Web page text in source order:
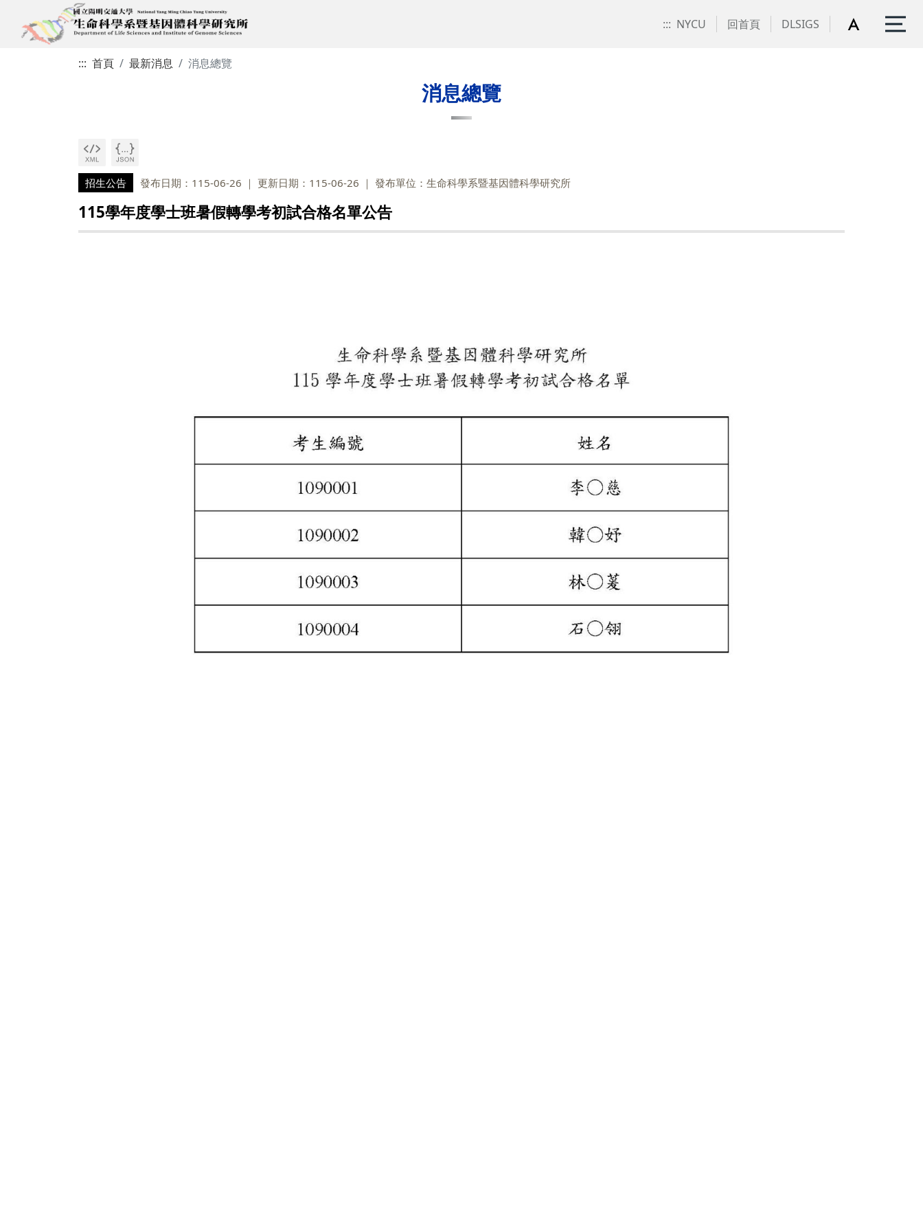
::: NYCU 回首頁 DLSIGS
::: 首頁 最新消息 消息總覽
消息總覽
招生公告 發布日期：115-06-26 更新日期：115-06-26 發布單位：生命科學系暨基因體科學研究所
115學年度學士班暑假轉學考初試合格名單公告